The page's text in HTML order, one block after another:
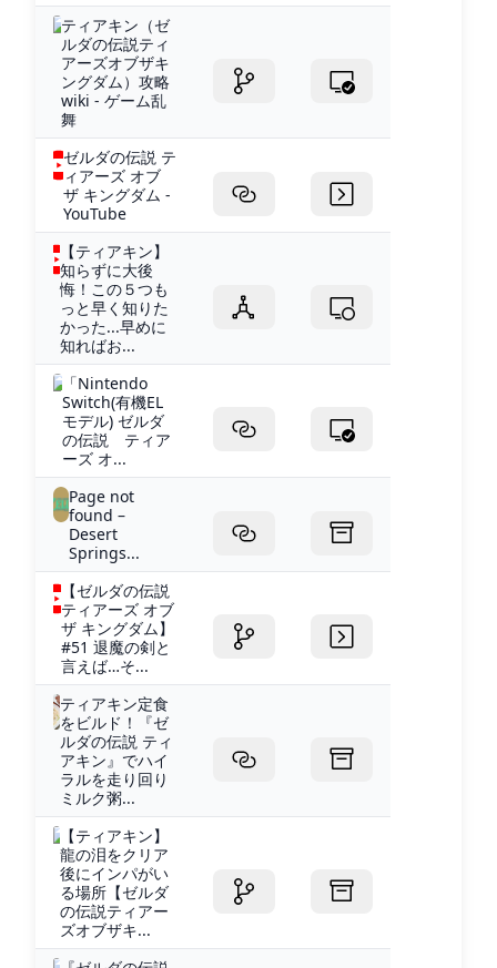
ティアキン（ゼ
ルダの伝説ティ
アーズオブザキ
ングダム）攻略
wiki - ゲーム乱
舞
ゼルダの伝説 テ
ィアーズ オブ
ザ キングダム -
YouTube
【ティアキン】
知らずに大後
悔！この５つも
っと早く知りた
かった...早めに
知ればお...
「Nintendo
Switch(有機EL
モデル) ゼルダ
の伝説 ティア
ーズ オ...
Page not
found –
Desert
Springs...
【ゼルダの伝説
ティアーズ オブ
ザ キングダム】
#51 退魔の剣と
言えば…そ...
ティアキン定食
をビルド！『ゼ
ルダの伝説 ティ
アキン』でハイ
ラルを走り回り
ミルク粥...
【ティアキン】
龍の泪をクリア
後にインパがい
る場所【ゼルダ
の伝説ティアー
ズオブザキ...